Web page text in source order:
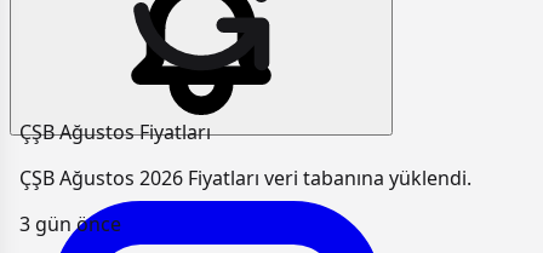
ÇŞB Ağustos Fiyatları
ÇŞB Ağustos 2026 Fiyatları veri tabanına yüklendi.
3 gün önce